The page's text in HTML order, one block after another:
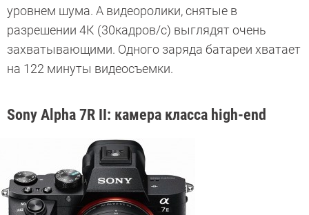
уровнем шума. А видеоролики, снятые в
разрешении 4К (30кадров/с) выглядят очень
захватывающими. Одного заряда батареи хватает
на 122 минуты видеосъемки.
Sony Alpha 7R II: камера класса high-end